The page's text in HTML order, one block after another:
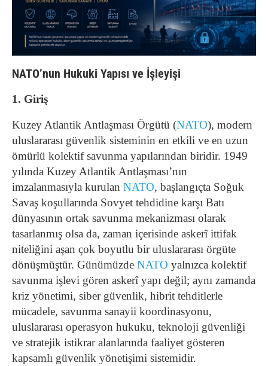
NATO’nun Hukuki Yapısı ve İşleyişi
1. Giriş
Kuzey Atlantik Antlaşması Örgütü (NATO), modern
uluslararası güvenlik sisteminin en etkili ve en uzun
ömürlü kolektif savunma yapılarından biridir. 1949
yılında Kuzey Atlantik Antlaşması’nın
imzalanmasıyla kurulan NATO, başlangıçta Soğuk
Savaş koşullarında Sovyet tehdidine karşı Batı
dünyasının ortak savunma mekanizması olarak
tasarlanmış olsa da, zaman içerisinde askerî ittifak
niteliğini aşan çok boyutlu bir uluslararası örgüte
dönüşmüştür. Günümüzde NATO yalnızca kolektif
savunma işlevi gören askerî yapı değil; aynı zamanda
kriz yönetimi, siber güvenlik, hibrit tehditlerle
mücadele, savunma sanayii koordinasyonu,
uluslararası operasyon hukuku, teknoloji güvenliği
ve stratejik istikrar alanlarında faaliyet gösteren
kapsamlı güvenlik yönetişimi sistemidir.